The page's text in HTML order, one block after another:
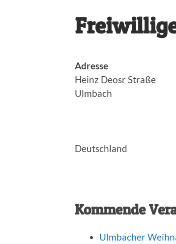
Adresse
Heinz Deosr Straße
Ulmbach
Deutschland
Kommende
Ulmbacher